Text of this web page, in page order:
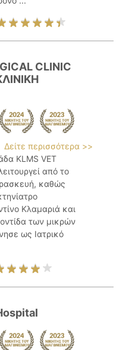
CLINIC
Δείτε περισσότερα >>
KLMS VET
από το
καθώς
Κλαμαριά και
των μικρών
ως Ιατρικό